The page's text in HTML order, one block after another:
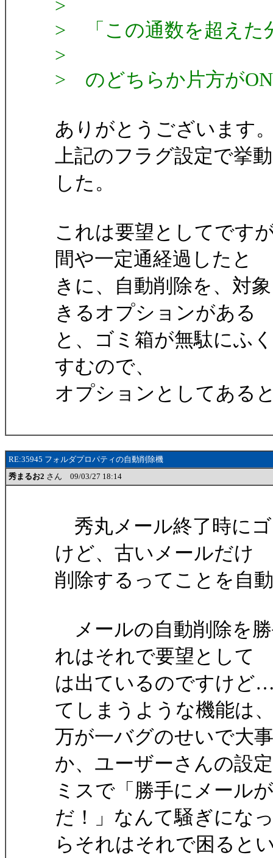
>
> 「この通数を超えた
>
> のどちらか片方が
ありがとうございます
上記のフラグ設定で挙
した。
これは要望としてです
間や一定通経過したと
きに、自動削除を、対
きるオプションがある
と、ゴミ箱が無駄にふ
すむので、
オプションとしてある
RE:35945 フォルダプロパティの自動削除機
秀まるお2 さん 09/03/27 18:14
秀丸メール終了時に
けど、古いメールだけ
削除するってことを自
メールの自動削除を
れはそれで要望として
は出ているのですけど
てしまうような機能は
万が一バグのせいで大
か、ユーザーさんの設定
ミスで「勝手にメール
だ！」なんて騒ぎにな
らそれはそれで困ると